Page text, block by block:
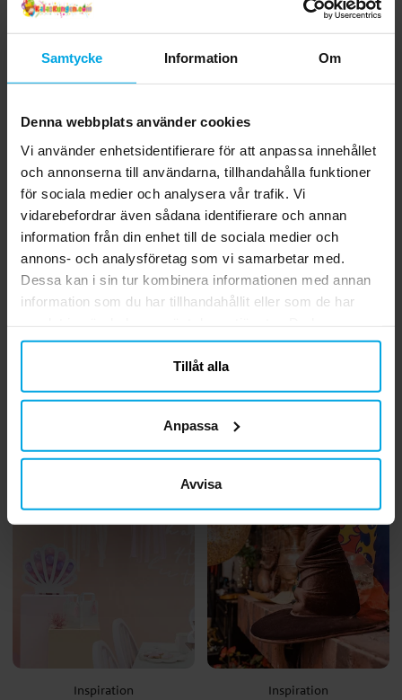
Samtycke Information Om
Denna webbplats använder cookies
Vi använder enhetsidentifierare för att anpassa innehållet
och annonserna till användarna, tillhandahålla funktioner
för sociala medier och analysera vår trafik. Vi
vidarebefordrar även sådana identifierare och annan
information från din enhet till de sociala medier och
annons- och analysföretag som vi samarbetar med.
Dessa kan i sin tur kombinera informationen med annan
information som du har tillhandahållit eller som de har
närsomhelst ändra ditt samtycke.
Tillåt alla
Anpassa
Avvisa
Vanliga frågor & svar
Party
Tips till kalaset med
Roliga idéer till
barnkalaset med
Inspiration Inspiration